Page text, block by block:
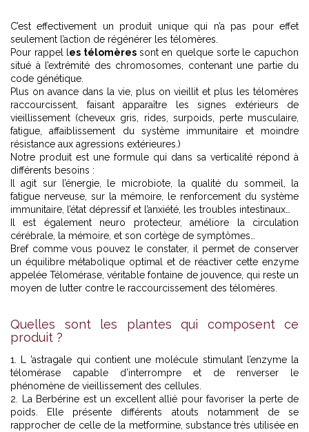
C’est effectivement un produit unique qui n’a pas pour effet
seulement l’action de régénérer les télomères.
Pour rappel les télomères sont en quelque sorte le capuchon
situé à l’extrémité des chromosomes, contenant une partie du
code génétique.
Plus on avance dans la vie, plus on vieillit et plus les télomères
raccourcissent, faisant apparaître les signes extérieurs de
vieillissement (cheveux gris, rides, surpoids, perte musculaire,
fatigue, affaiblissement du système immunitaire et moindre
résistance aux agressions extérieures.)
Notre produit est une formule qui dans sa verticalité répond à
différents besoins :
Il agit sur l’énergie, le microbiote, la qualité du sommeil, la
fatigue nerveuse, sur la mémoire, le renforcement du système
immunitaire, l’état dépressif et l’anxiété, les troubles intestinaux…
Il est également neuro protecteur, améliore la circulation
cérébrale, la mémoire, et son cortège de symptômes…
Bref comme vous pouvez le constater, il permet de conserver
un équilibre métabolique optimal et de réactiver cette enzyme
appelée Télomérase, véritable fontaine de jouvence, qui reste un
moyen de lutter contre le raccourcissement des télomères.
Quelles sont les plantes qui composent ce
produit ?
1. L ’astragale qui contient une molécule stimulant l’enzyme la
télomérase capable d’interrompre et de renverser le
phénomène de vieillissement des cellules.
2. La Berbérine est un excellent allié pour favoriser la perte de
poids. Elle présente différents atouts notamment de se
rapprocher de celle de la metformine, substance très utilisée en